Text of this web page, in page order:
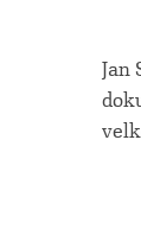
Jan